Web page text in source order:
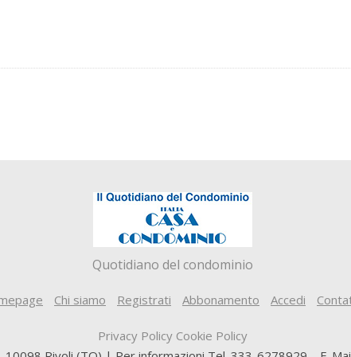
Quotidiano del condominio
Chi siamo Registrati Abbonamento Accedi
Privacy Policy Cookie Policy